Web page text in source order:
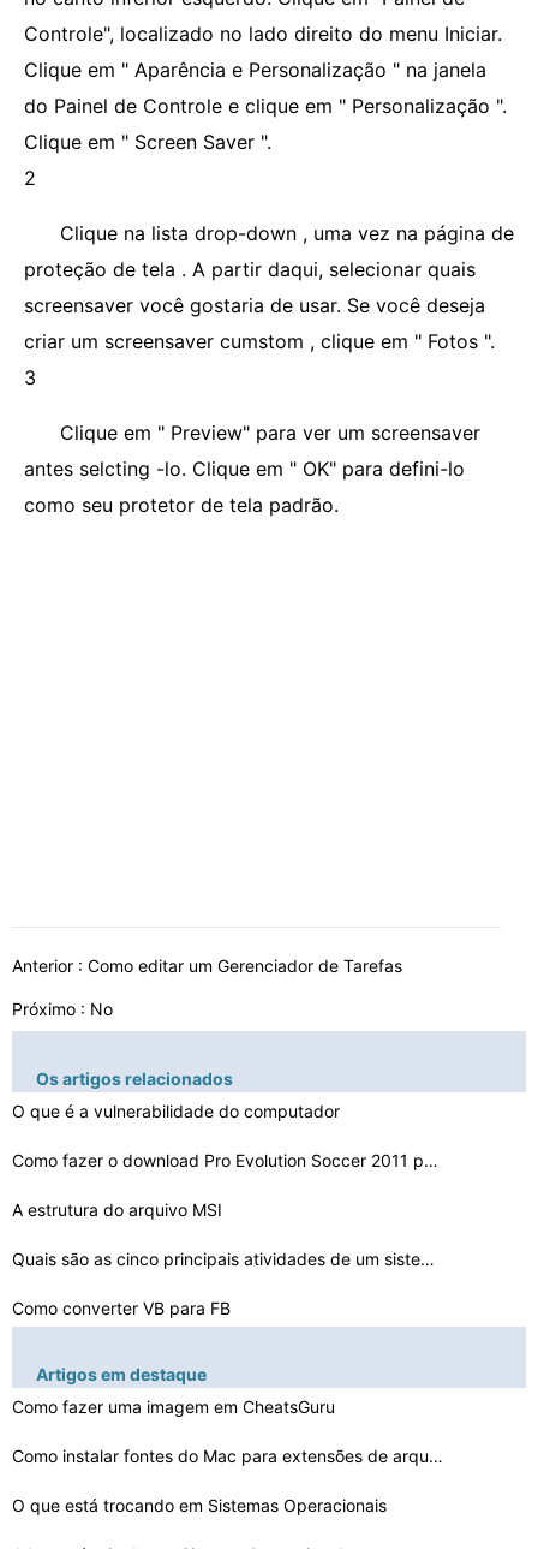
Controle", localizado no lado direito do menu Iniciar.
Clique em " Aparência e Personalização " na janela
do Painel de Controle e clique em " Personalização ".
Clique em " Screen Saver ".
2
Clique na lista drop-down , uma vez na página de
proteção de tela . A partir daqui, selecionar quais
screensaver você gostaria de usar. Se você deseja
criar um screensaver cumstom , clique em " Fotos ".
3
Clique em " Preview" para ver um screensaver
antes selcting -lo. Clique em " OK" para defini-lo
como seu protetor de tela padrão.
Anterior : Como editar um Gerenciador de Tarefas
Próximo : No
Os artigos relacionados
O que é a vulnerabilidade do computador
Como fazer o download Pro Evolution Soccer 2011 para li…
A estrutura do arquivo MSI
Quais são as cinco principais atividades de um sistema…
Como converter VB para FB
Como atualizar um Logitech Webcam
Como fazer papel de parede de uma pequena imagem
Como Sair do Chrome OS
Artigos em destaque
Como fazer uma imagem em CheatsGuru
Como instalar fontes do Mac para extensões de arquivo …
O que está trocando em Sistemas Operacionais